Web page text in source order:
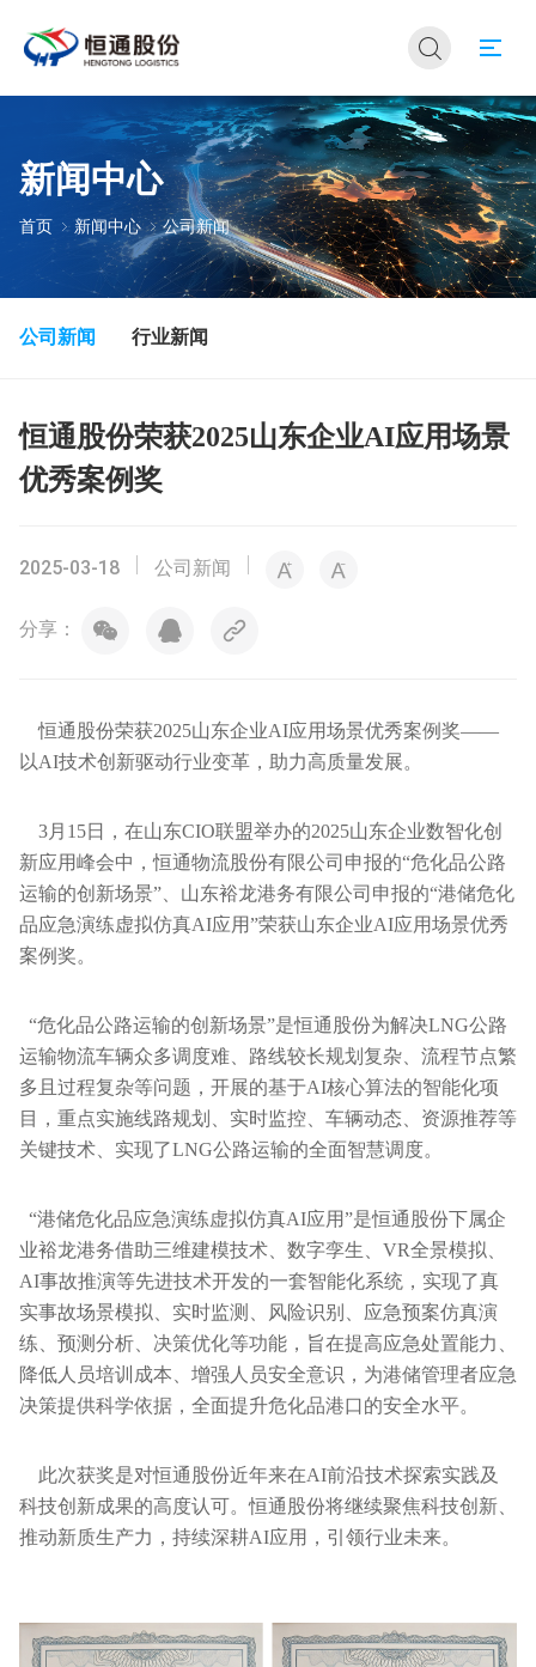
新闻中心
首页 新闻中心 公司新闻
公司新闻 行业新闻
恒通股份荣获2025山东企业AI应用场景
优秀案例奖
2025-03-18 公司新闻
分享：
恒通股份荣获2025山东企业AI应用场景优秀案例奖——
以AI技术创新驱动行业变革，助力高质量发展。
3月15日，在山东CIO联盟举办的2025山东企业数智化创
新应用峰会中，恒通物流股份有限公司申报的“危化品公路
运输的创新场景”、山东裕龙港务有限公司申报的“港储危化
品应急演练虚拟仿真AI应用”荣获山东企业AI应用场景优秀
案例奖。
“危化品公路运输的创新场景”是恒通股份为解决LNG公路
运输物流车辆众多调度难、路线较长规划复杂、流程节点繁
多且过程复杂等问题，开展的基于AI核心算法的智能化项
目，重点实施线路规划、实时监控、车辆动态、资源推荐等
关键技术、实现了LNG公路运输的全面智慧调度。
“港储危化品应急演练虚拟仿真AI应用”是恒通股份下属企
业裕龙港务借助三维建模技术、数字孪生、VR全景模拟、
AI事故推演等先进技术开发的一套智能化系统，实现了真
实事故场景模拟、实时监测、风险识别、应急预案仿真演
练、预测分析、决策优化等功能，旨在提高应急处置能力、
降低人员培训成本、增强人员安全意识，为港储管理者应急
决策提供科学依据，全面提升危化品港口的安全水平。
此次获奖是对恒通股份近年来在AI前沿技术探索实践及
科技创新成果的高度认可。恒通股份将继续聚焦科技创新、
推动新质生产力，持续深耕AI应用，引领行业未来。